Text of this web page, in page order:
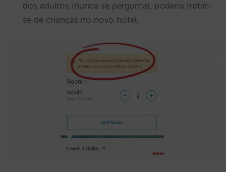
dos adultos (nunca se pergunta), poderia tratar-
se de crianças no novo hotel.